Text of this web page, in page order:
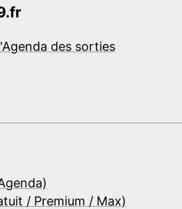
des sorties
/ Premium / Max)